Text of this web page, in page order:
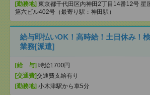
[勤務地] 東京都千代田区内神田2丁目14番12号 星
第六ビル402号（最寄り駅：神田駅）
給与即払いOK！高時給！土日休み！
業務[派遣]
[給 与] 時給1700円
[交通費]交通費支給有り
[勤務地] 小木津駅から車5分